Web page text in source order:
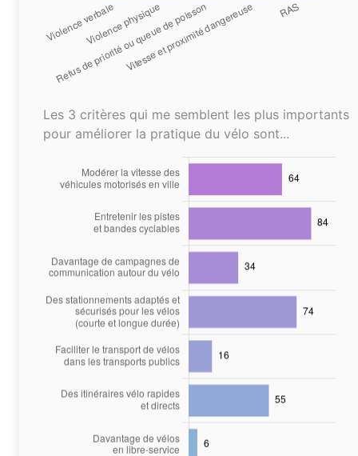
Les 3 critères qui me semblent les plus importants
pour améliorer la pratique du vélo sont...